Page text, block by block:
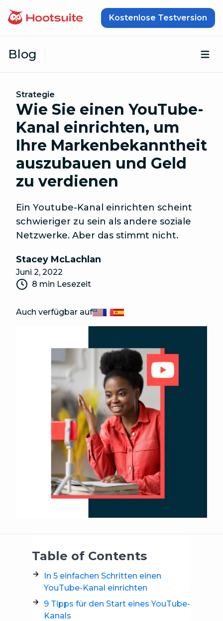
Kostenlose Testversion
Blog
Strategie
Wie Sie einen YouTube-
Kanal einrichten, um
Ihre Markenbekanntheit
auszubauen und Geld
zu verdienen
Ein Youtube-Kanal einrichten scheint
schwieriger zu sein als andere soziale
Netzwerke. Aber das stimmt nicht.
Stacey McLachlan
Juni 2, 2022
8 min Lesezeit
Auch verfügbar aufEnglish
Français
Español
Table of Contents
In 5 einfachen Schritten einen
YouTube-Kanal einrichten
9 Tipps für den Start eines YouTube-
Kanals